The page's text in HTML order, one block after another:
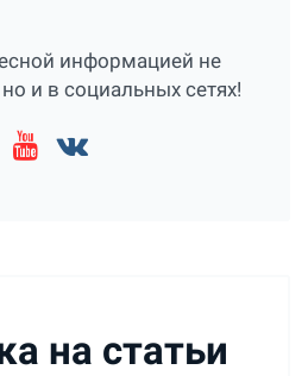
информацией не
и в социальных сетях!
на статьи